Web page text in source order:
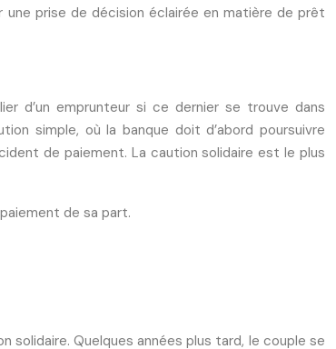
une prise de décision éclairée en matière de prêt
d’un emprunteur si ce dernier se trouve dans
simple, où la banque doit d’abord poursuivre
de paiement. La caution solidaire est le plus
de sa part.
solidaire. Quelques années plus tard, le couple se